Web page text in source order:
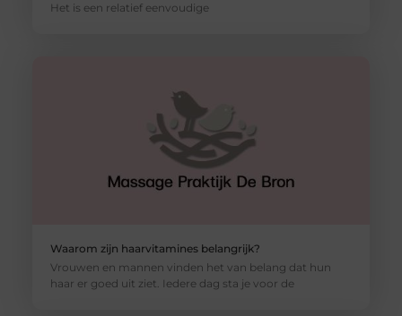
Het is een relatief eenvoudige
Waarom zijn haarvitamines belangrijk?
Vrouwen en mannen vinden het van belang dat hun
haar er goed uit ziet. Iedere dag sta je voor de